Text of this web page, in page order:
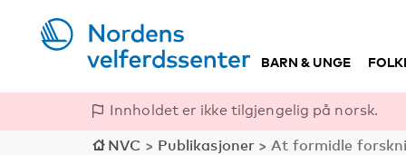
BARN & UNGE
Innholdet er ikke tilgjengelig på norsk.
NVC > Publikasjoner >At formidle